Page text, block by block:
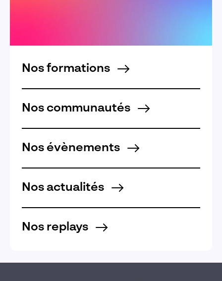
Nos formations
Nos communautés
Nos évènements
Nos actualités
Nos replays